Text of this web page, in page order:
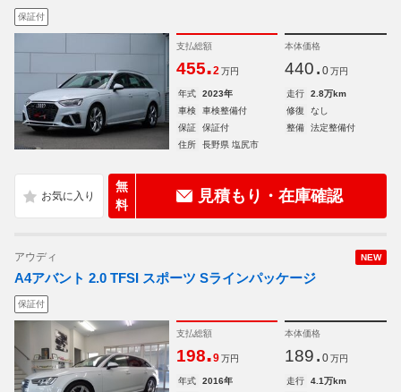
保証付
支払総額
455.2 万円
本体価格
440. 0 万円
年式 2023年 走行
2.8万km
車検
車検整備付 修復
なし
保証
保証付 整備
法定整備付
住所
長野県 塩尻市
無
料
見積もり・在庫確認
NEW
アウディ
A4アバント 2.0 TFSI スポーツ Sラインパッケージ
保証付
支払総額
198.9 万円
本体価格
189. 0 万円
年式 2016年 走行
4.1万km